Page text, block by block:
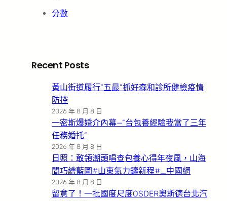
分數
Recent Posts
黃山街道履行“五最”抓好森和診所健檢疫情
防控
2026 年 8 月 8 日
一密斯爆婚介內幕—”台包養經驗我當了三年
任務婚托”
2026 年 8 月 8 日
日照：敢領潮頭唱查包養心得年夜風，山海
間巧繪藍圖#山東氣力鑄新程#_中國網
2026 年 8 月 8 日
留意了！一批國度尺度OSDER奧斯德台北汽